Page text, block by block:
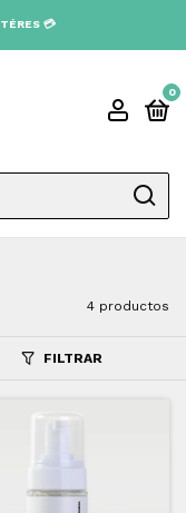
💳
0
4 productos
FILTRAR